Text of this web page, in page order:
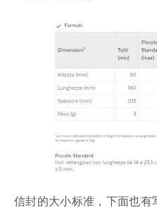
信封的大小标准，下面也